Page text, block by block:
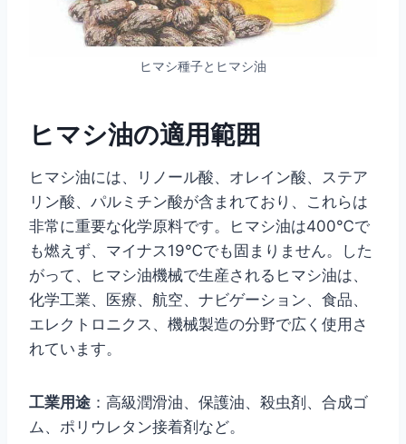
ヒマシ種子とヒマシ油
ヒマシ油の適用範囲
ヒマシ油には、リノール酸、オレイン酸、ステア
リン酸、パルミチン酸が含まれており、これらは
非常に重要な化学原料です。ヒマシ油は400℃で
も燃えず、マイナス19℃でも固まりません。した
がって、ヒマシ油機械で生産されるヒマシ油は、
化学工業、医療、航空、ナビゲーション、食品、
エレクトロニクス、機械製造の分野で広く使用さ
れています。
工業用途 ：高級潤滑油、保護油、殺虫剤、合成ゴ
ム、ポリウレタン接着剤など。